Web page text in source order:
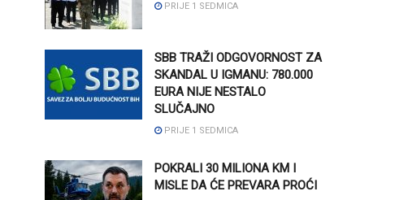
PRIJE 1 SEDMICA
SBB TRAŽI ODGOVORNOST ZA
SKANDAL U IGMANU: 780.000
EURA NIJE NESTALO
SLUČAJNO
PRIJE 1 SEDMICA
POKRALI 30 MILIONA KM I
MISLE DA ĆE PREVARA PROĆI